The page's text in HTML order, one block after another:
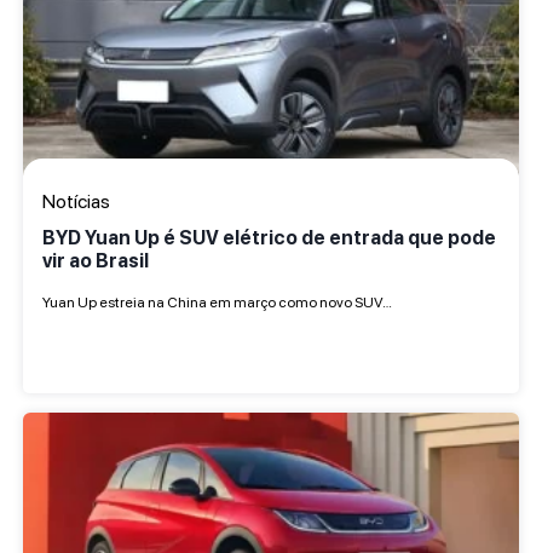
Notícias
BYD Yuan Up é SUV elétrico de entrada que pode
vir ao Brasil
Yuan Up estreia na China em março como novo SUV…